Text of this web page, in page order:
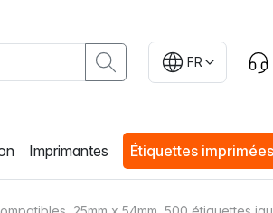
FR
Imprimantes Étiquettes